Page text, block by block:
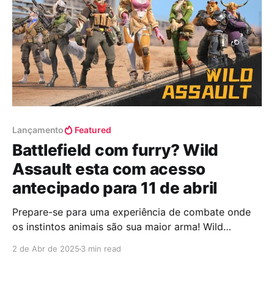
Lançamento Featured
Battlefield com furry? Wild
Assault esta com acesso
antecipado para 11 de abril
Prepare-se para uma experiência de combate onde
os instintos animais são sua maior arma! Wild
2 de Abr de 2025 3 min read